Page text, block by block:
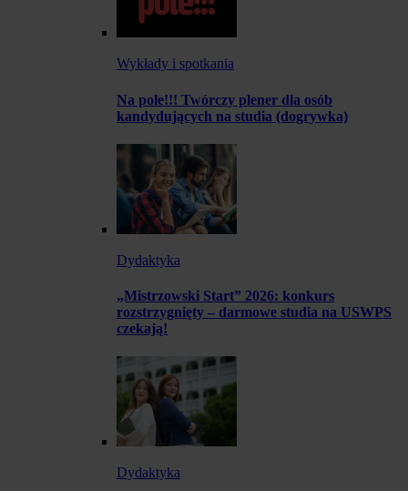
Wykłady i spotkania
Na pole!!! Twórczy plener dla osób
kandydujących na studia (dogrywka)
Dydaktyka
„Mistrzowski Start” 2026: konkurs
rozstrzygnięty – darmowe studia na USWPS
czekają!
Dydaktyka